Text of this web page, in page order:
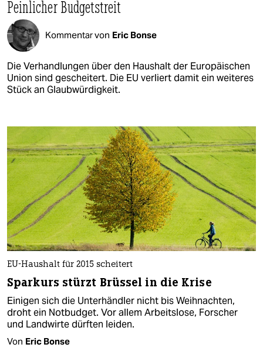
Peinlicher Budgetstreit
Kommentar von Eric Bonse
Die Verhandlungen über den Haushalt der Europäischen
Union sind gescheitert. Die EU verliert damit ein weiteres
Stück an Glaubwürdigkeit.
EU-Haushalt für 2015 scheitert
Sparkurs stürzt Brüssel in die Krise
Einigen sich die Unterhändler nicht bis Weihnachten,
droht ein Notbudget. Vor allem Arbeitslose, Forscher
und Landwirte dürften leiden.
Von Eric Bonse